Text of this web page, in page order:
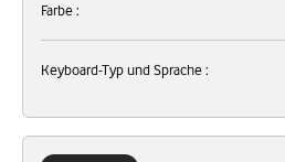
Farbe :
Keyboard-Typ und Sprache :